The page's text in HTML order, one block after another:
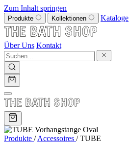
Zum Inhalt springen
Produkte Kollektionen Kataloge
Über Uns Kontakt
Produkte / Accessoires / TUBE